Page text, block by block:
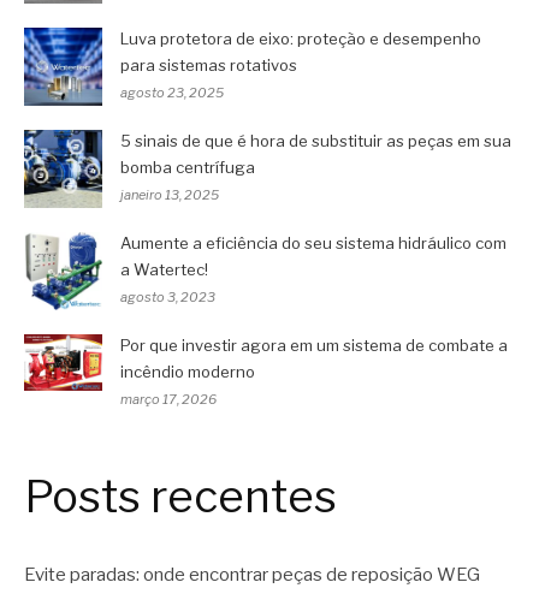
Luva protetora de eixo: proteção e desempenho
para sistemas rotativos
agosto 23, 2025
5 sinais de que é hora de substituir as peças em sua
bomba centrífuga
janeiro 13, 2025
Aumente a eficiência do seu sistema hidráulico com
a Watertec!
agosto 3, 2023
Por que investir agora em um sistema de combate a
incêndio moderno
março 17, 2026
Posts recentes
Evite paradas: onde encontrar peças de reposição WEG